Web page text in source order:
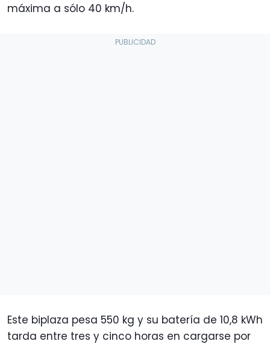
máxima a sólo 40 km/h.
Este biplaza pesa 550 kg y su batería de 10,8 kWh
tarda entre tres y cinco horas en cargarse por